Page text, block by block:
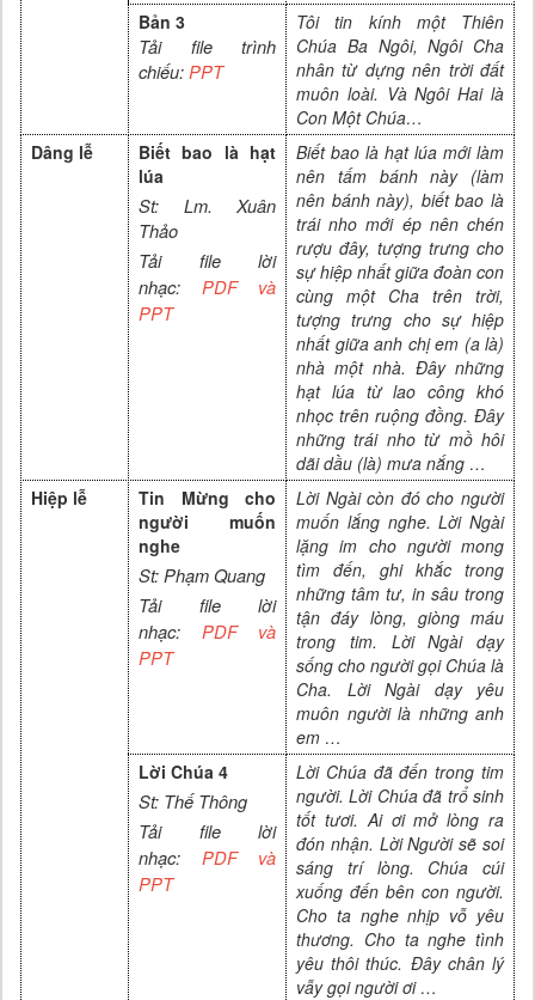
Bản 3
Tải file trình
chiếu: PPT
Tôi tin kính một Thiên
Chúa Ba Ngôi, Ngôi Cha
nhân từ dựng nên trời đất
muôn loài. VàNgôiHai là
Con Một Chúa…
Dâng lễ
Biết bao là hạt
lúa
St: Lm. Xuân
Thảo
Tải file lời
nhạc:
PDF và
PPT
Biết bao là hạt lúa mới làm
nên tấm bánh này (làm
nên bánh này), biết bao là
trái nho mới ép nên chén
rượu đây, tượng trưng cho
sự hiệp nhất giữa đoàn con
cùng một Cha trên trời,
tượng trưng cho sự hiệp
nhất giữa anh chị em (a là)
nhà một nhà. Đây những
hạt lúa từ lao công khó
nhọc trên ruộng đồng. Đây
những trái nho từ mồ hôi
dãi dầu (là) mưa nắng …
Hiệp lễ
Tin Mừng cho
người muốn
nghe
St: Phạm Quang
Tải file lời
nhạc:
PDF và
PPT
Lời Ngài còn đó cho người
muốn lắng nghe. Lời Ngài
lặng im cho người mong
tìm đến, ghi khắc trong
những tâm tư, in sâu trong
tận đáy lòng, giòng máu
trong tim. Lời Ngài dạy
sống cho người gọi Chúa là
Cha. Lời Ngài dạy yêu
muôn người là những anh
em …
Lời Chúa 4
St: Thế Thông
Tải file lời
nhạc:
PDF và
PPT
Lời Chúa đã đến trong tim
người. Lời Chúa đã trổ sinh
tốt tươi. Ai ơi mở lòng ra
đón nhận. Lời Người sẽ soi
sáng trí lòng. Chúa cúi
xuống đến bên con người.
Cho ta nghe nhịp vỗ yêu
thương. Cho ta nghe tình
yêu thôi thúc. Đây chân lý
vẫy gọi người ơi …